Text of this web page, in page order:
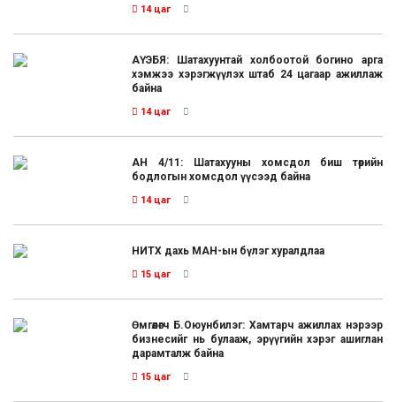
14 цаг
АҮЭБЯ: Шатахуунтай холбоотой богино арга
хэмжээ хэрэгжүүлэх штаб 24 цагаар ажиллаж
байна
14 цаг
АН 4/11: Шатахууны хомсдол биш төрийн
бодлогын хомсдол үүсээд байна
14 цаг
НИТХ дахь МАН-ын бүлэг хуралдлаа
15 цаг
Өмгөөлөгч Б.Оюунбилэг: Хамтарч ажиллах нэрээр
бизнесийг нь булааж, эрүүгийн хэрэг ашиглан
дарамталж байна
15 цаг